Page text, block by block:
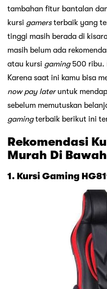
tambahan fitur bantalan
kursi gamersterbaik yang
tinggi masih berada di
masih belum ada
atau kursi gaming500 ribu.
Karena saat ini kamu bisa
now pay lateruntuk
sebelum memutuskan
gamingterbaik berikut ini
Rekomendasi
Murah Di
1. Kursi Gaming